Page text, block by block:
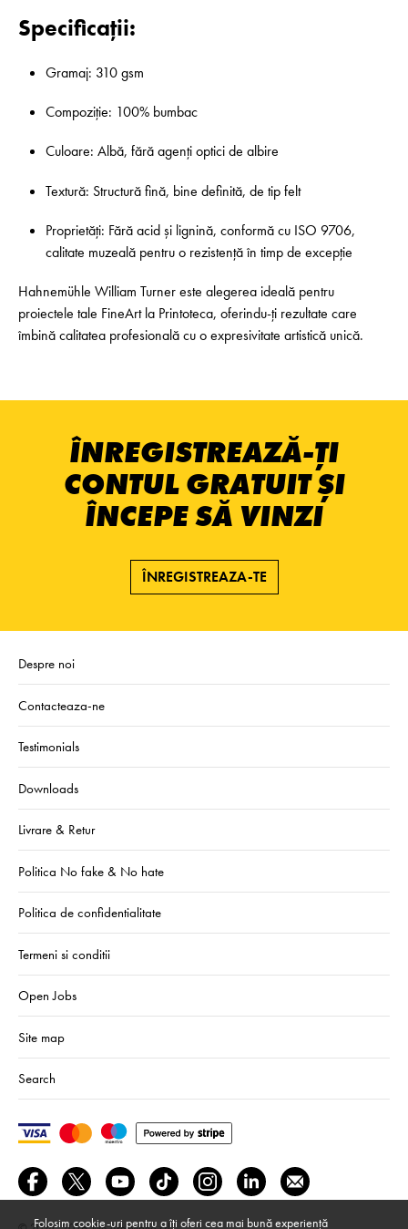
Specificații:
Gramaj: 310 gsm
Compoziție: 100% bumbac
Culoare: Albă, fără agenți optici de albire
Textură: Structură fină, bine definită, de tip felt
Proprietăți: Fără acid și lignină, conformă cu ISO 9706,
calitate muzeală pentru o rezistență în timp de excepție
Hahnemühle William Turner este alegerea ideală pentru
proiectele tale FineArt la Printoteca, oferindu-ți rezultate care
îmbină calitatea profesională cu o expresivitate artistică unică.
ÎNREGISTREAZĂ-ȚI
CONTUL GRATUIT ȘI
ÎNCEPE SĂ VINZI
ÎNREGISTREAZA-TE
Despre noi
Contacteaza-ne
Testimonials
Downloads
Livrare & Retur
Politica No fake & No hate
Politica de confidentialitate
Termeni si conditii
Open Jobs
Site map
Search
Folosim cookie-uri pentru a îți oferi cea mai bună experiență